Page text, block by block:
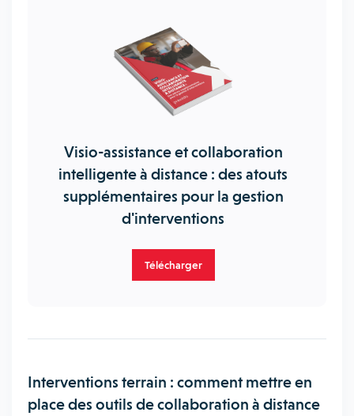
Visio-assistance et collaboration
intelligente à distance : des atouts
supplémentaires pour la gestion
d'interventions
Télécharger
Interventions terrain : comment mettre en
place des outils de collaboration à distance